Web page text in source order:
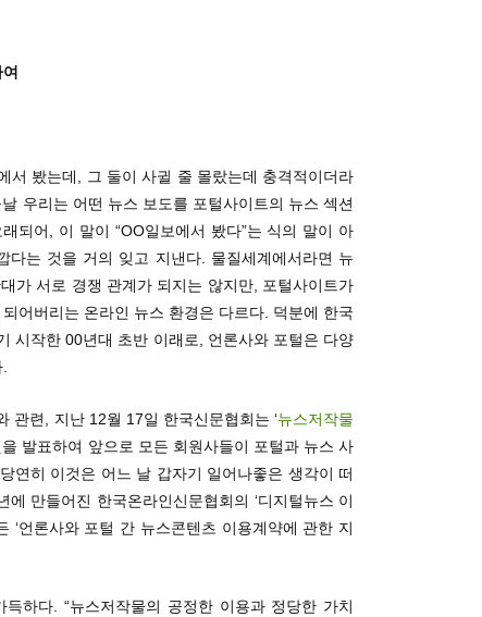
서 봤는데, 그 둘이 사귈 줄 몰랐는데 충격적이더라
우리는 어떤 뉴스 보도를 포털사이트의 뉴스 섹션
되어, 이 말이 “OO일보에서 봤다”는 식의 말이 아
다는 것을 거의 잊고 지낸다. 물질세계에서라면 뉴
가 서로 경쟁 관계가 되지는 않지만, 포털사이트가
어버리는 온라인 뉴스 환경은 다르다. 덕분에 한국
시작한 00년대 초반 이래로, 언론사와 포털은 다양
관련, 지난 12월 17일 한국신문협회는 ‘뉴스저작물
을 발표하여 앞으로 모든 회원사들이 포털과 뉴스 사
연히 이것은 어느 날 갑자기 일어나좋은 생각이 떠
만들어진 한국온라인신문협회의 ‘디지털뉴스 이
‘언론사와 포털 간 뉴스콘텐츠 이용계약에 관한 지
하다. “뉴스저작물의 공정한 이용과 정당한 가치